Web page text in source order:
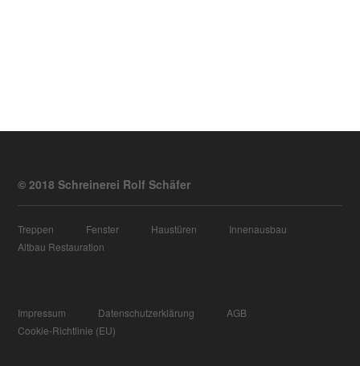
© 2018 Schreinerei Rolf Schäfer
Treppen Fenster Haustüren
Innenausbau
Altbau Restauration
Impressum Datenschutzerklärung
AGB
Cookie-Richtlinie (EU)